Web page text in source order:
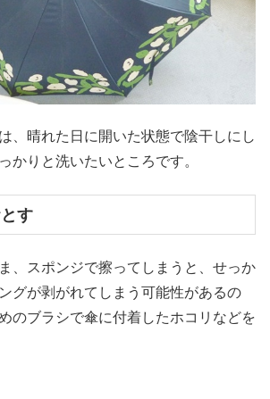
、晴れた日に開いた状態で陰干しにし
かりと洗いたいところです。
す
、スポンジで擦ってしまうと、せっか
グが剥がれてしまう可能性があるの
のブラシで傘に付着したホコリなどを